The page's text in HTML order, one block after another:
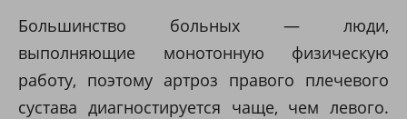
Большинство больных — люди,
выполняющие монотонную физическую
работу, поэтому артроз правого плечевого
сустава диагностируется чаще, чем левого.